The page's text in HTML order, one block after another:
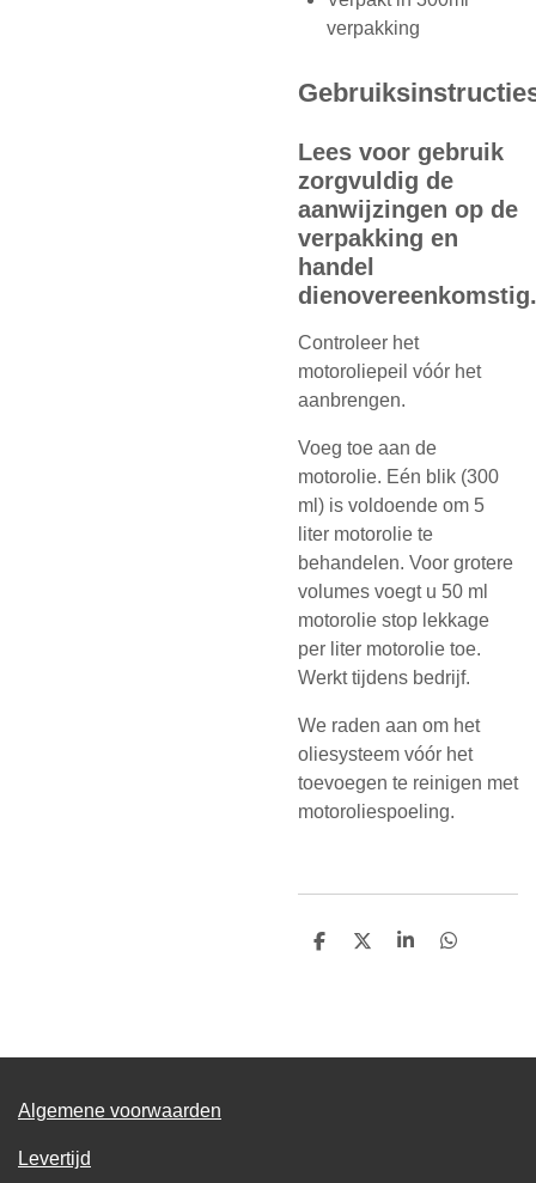
verpakking
Lees voor gebruik
zorgvuldig de
aanwijzingen op de
verpakking en
handel
dienovereenkomstig.
Controleer het
motoroliepeil vóór het
aanbrengen.
Voeg toe aan de
motorolie. Eén blik (300
ml) is voldoende om 5
liter motorolie te
behandelen. Voor grotere
volumes voegt u 50 ml
motorolie stop lekkage
per liter motorolie toe.
Werkt tijdens bedrijf.
We raden aan om het
oliesysteem vóór het
toevoegen te reinigen met
motoroliespoeling.
D
D
S
D
Algemene voorwaarden
Levertijd